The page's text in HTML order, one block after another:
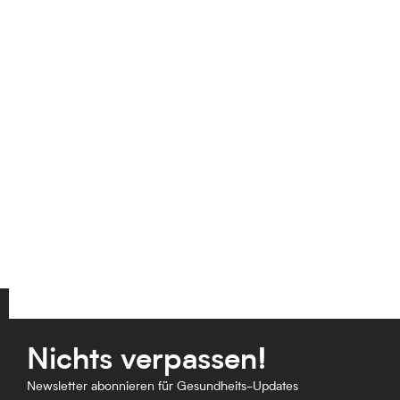
Nichts verpassen!
Newsletter abonnieren für Gesundheits-Updates